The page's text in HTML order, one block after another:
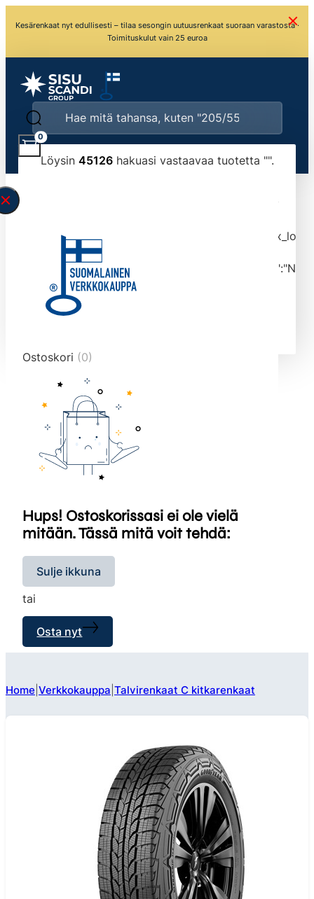
Kesärenkaat nyt edullisesti – tilaa sesongin uutuusrenkaat suoraan varastosta ·
Toimituskulut vain 25 euroa
Löysin 45126hakuasi vastaavaa tuotetta "".
typed the search query correctly.<br>Currently
tmlmvi","meta_query":
data-original-query-vars="[]" data-page="1"
data-max-pages="4513" data-start="1" data-
end="10">
0
Ostoskori (0)
Hups! Ostoskorissasi ei ole vielä
mitään. Tässä mitä voit tehdä:
Sulje ikkuna
tai
Osta nyt
Home Verkkokauppa Talvirenkaat C kitkarenkaat